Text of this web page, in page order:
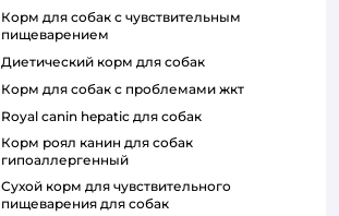
корм для собак с чувствительным
пищеварением
диетический корм для собак
корм для собак с проблемами жкт
royal canin hepatic для собак
корм роял канин для собак
гипоаллергенный
сухой корм для чувствительного
пищеварения для собак